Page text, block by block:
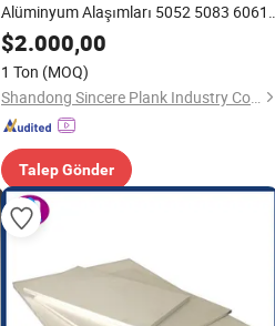
Alüminyum Alaşımları 5052 5083 6061
6063 7075 Plaka Levha Alüminyum
Çelik Levha
$2.000,00
1 Ton (MOQ)
Shandong Sincere Plank Industry Co., Ltd.
Talep Gönder